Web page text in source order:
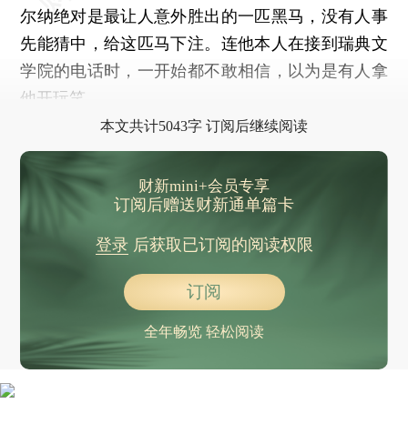
尔纳绝对是最让人意外胜出的一匹黑马，没有人事
先能猜中，给这匹马下注。连他本人在接到瑞典文
学院的电话时，一开始都不敢相信，以为是有人拿
他开玩笑。
本文共计5043字 订阅后继续阅读
财新mini+会员专享
订阅后赠送财新通单篇卡
登录后获取已订阅的阅读权限
订阅
全年畅览 轻松阅读